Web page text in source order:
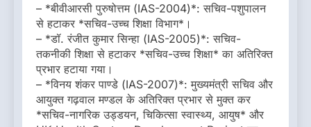
– *बीवीआरसी पुरुषोत्तम (IAS-2004)*: सचिव-पशुपालन
से हटाकर *सचिव-उच्च शिक्षा विभाग*।
– *डॉ. रंजीत कुमार सिन्हा (IAS-2005)*: सचिव-
तकनीकी शिक्षा से हटाकर *सचिव-उच्च शिक्षा* का अतिरिक्त
प्रभार हटाया गया।
– *विनय शंकर पाण्डे (IAS-2007)*: मुख्यमंत्री सचिव और
आयुक्त गढ़वाल मण्डल के अतिरिक्त प्रभार से मुक्त कर
*सचिव-नागरिक उड्डयन, चिकित्सा स्वास्थ्य, आयुष* और